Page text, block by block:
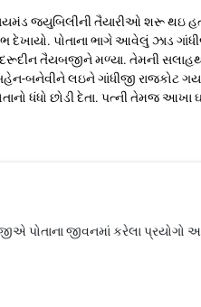
ડાયમંડ જ્યુબિલીની તૈયારીઓ શરૂ
દેખાયો. પોતાના ભાગે આવેલું ઝાડ
તૈયબજીને મળ્યા. તેમની
બનેવીને લઇને ગાંધીજી રાજકોટ
ધંધો છોડી દેતા. પત્ની તેમજ આખા
પોતાના જીવનમાં કરેલા